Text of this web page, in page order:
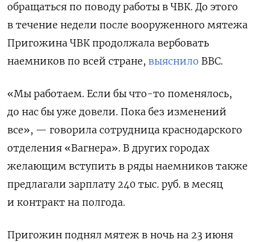
обращаться по поводу работы в ЧВК. До этого
в течение недели после вооруженного мятежа
Пригожина ЧВК продолжала вербовать
наемников по всей стране, выяснило BBC.
«Мы работаем. Если бы что-то поменялось,
до нас бы уже довели. Пока без изменений
все», — говорила сотрудница краснодарского
отделения «Вагнера». В других городах
желающим вступить в ряды наемников также
предлагали зарплату 240 тыс. руб. в месяц
и контракт на полгода.
Пригожин поднял мятеж в ночь на 23 июня